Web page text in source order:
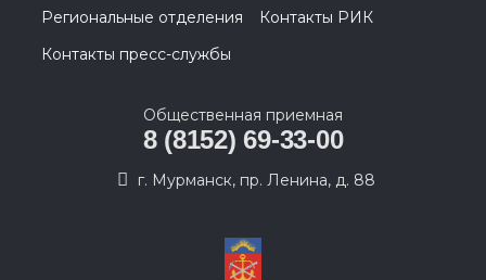
Региональные отделения
Контакты РИК
Контакты пресс-службы
Общественная приемная
8 (8152) 69-33-00
г. Мурманск, пр. Ленина, д. 88